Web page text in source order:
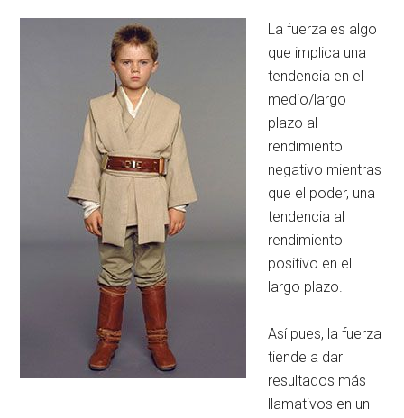
La fuerza es algo
que implica una
tendencia en el
medio/largo
plazo al
rendimiento
negativo mientras
que el poder, una
tendencia al
rendimiento
positivo en el
largo plazo.
Así pues, la fuerza
tiende a dar
resultados más
llamativos en un